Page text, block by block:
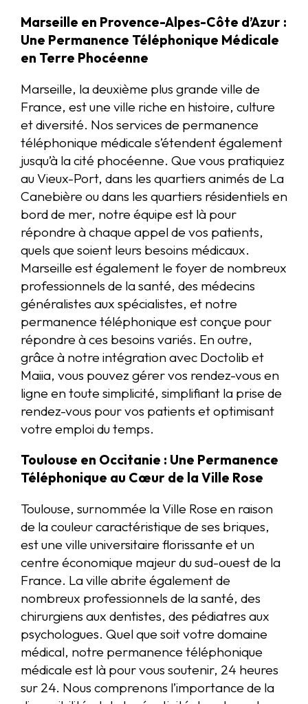
Marseille en Provence-Alpes-Côte d’Azur :
Une Permanence Téléphonique Médicale
en Terre Phocéenne
Marseille, la deuxième plus grande ville de
France, est une ville riche en histoire, culture
et diversité. Nos services de permanence
téléphonique médicale s’étendent également
jusqu’à la cité phocéenne. Que vous pratiquiez
au Vieux-Port, dans les quartiers animés de La
Canebière ou dans les quartiers résidentiels en
bord de mer, notre équipe est là pour
répondre à chaque appel de vos patients,
quels que soient leurs besoins médicaux.
Marseille est également le foyer de nombreux
professionnels de la santé, des médecins
généralistes aux spécialistes, et notre
permanence téléphonique est conçue pour
répondre à ces besoins variés. En outre,
grâce à notre intégration avec Doctolib et
Maiia, vous pouvez gérer vos rendez-vous en
ligne en toute simplicité, simplifiant la prise de
rendez-vous pour vos patients et optimisant
votre emploi du temps.
Toulouse en Occitanie : Une Permanence
Téléphonique au Cœur de la Ville Rose
Toulouse, surnommée la Ville Rose en raison
de la couleur caractéristique de ses briques,
est une ville universitaire florissante et un
centre économique majeur du sud-ouest de la
France. La ville abrite également de
nombreux professionnels de la santé, des
chirurgiens aux dentistes, des pédiatres aux
psychologues. Quel que soit votre domaine
médical, notre permanence téléphonique
médicale est là pour vous soutenir, 24 heures
sur 24. Nous comprenons l’importance de la